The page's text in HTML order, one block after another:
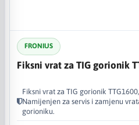
FRONIUS
Fiksni vrat za TIG gorionik
Fiksni vrat za TIG gorionik
Namijenjen za servis i zamjenu
gorioniku.